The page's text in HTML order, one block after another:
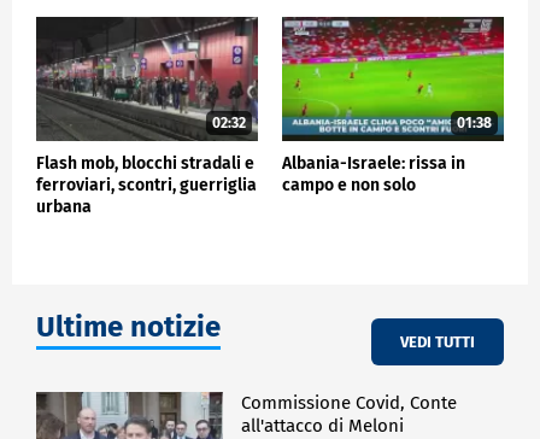
02:32
Flash mob, blocchi stradali e
ferroviari, scontri, guerriglia
urbana
01:38
Albania-Israele: rissa in
campo e non solo
Ultime notizie VEDI TUTTI
Commissione Covid, Conte
all'attacco di Meloni